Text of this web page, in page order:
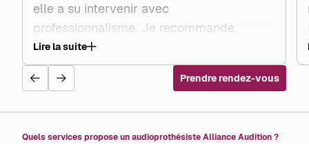
elle a su intervenir avec
professionnalisme. Je recommande.
Lire la suite
Prendre rendez-vous
Quels services propose un audioprothésiste Alliance Audition ?